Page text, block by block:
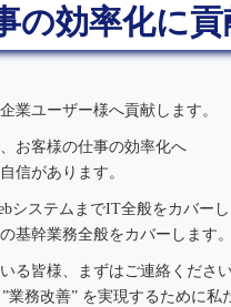
の効率化に
業ユーザー様へ貢献します。
お客様の仕事の効率化へ
信があります。
システムまでIT全般をカバーし
基幹業務全般をカバーします。
る皆様、まずはご連絡ください
業務改善” を実現するために私